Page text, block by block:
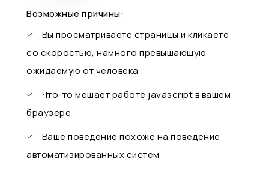
Возможные причины:
Вы просматриваете страницы и кликаете
со скоростью, намного превышающую
ожидаемую от человека
Что-то мешает работе javascript в вашем
браузере
Ваше поведение похоже на поведение
автоматизированных систем